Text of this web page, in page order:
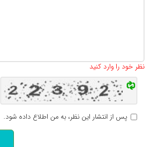
نظر خود را وارد کنید
پس از انتشار این نظر، به من اطلاع داده شود.